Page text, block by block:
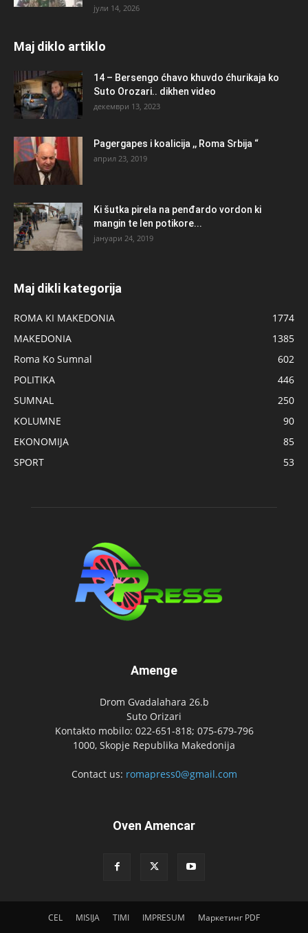
јули 14, 2026
Maj diklo artiklo
14 – Bersengo ćhavo khuvdo ćhurikaja ko
Suto Orozari.. dikhen video
декември 13, 2023
Pagergapes i koalicija ,, Roma Srbija “
април 23, 2019
Ki šutka pirela na penđardo vordon ki
mangin te len potikore...
јануари 24, 2019
Maj dikli kategorija
ROMA KI MAKEDONIA
1774
MAKEDONIA
1385
Roma Ko Sumnal
602
POLITIKA
446
SUMNAL
250
KOLUMNE
90
EKONOMIJA
85
SPORT
53
Amenge
Drom Gvadalahara 26.b
Suto Orizari
Kontakto mobilo: 022-651-818; 075-679-796
1000, Skopje Republika Makedonija
Contact us: romapress0@gmail.com
Oven Amencar
CEL MISIJA TIMI IMPRESUM Маркетинг PDF